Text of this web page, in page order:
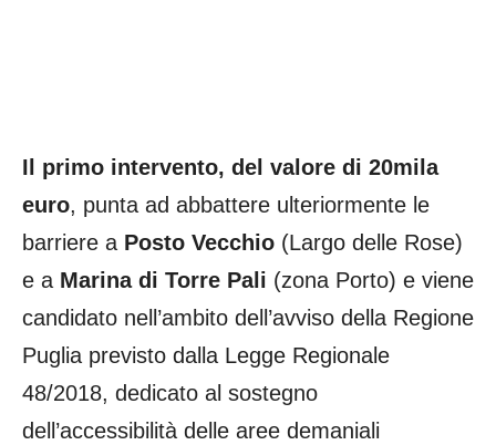
Il primo intervento, del valore di 20mila
euro, punta ad abbattere ulteriormente le
barriere a Posto Vecchio (Largo delle Rose)
e a Marina di Torre Pali (zona Porto) e viene
candidato nell’ambito dell’avviso della Regione
Puglia previsto dalla Legge Regionale
48/2018, dedicato al sostegno
dell’accessibilità delle aree demaniali